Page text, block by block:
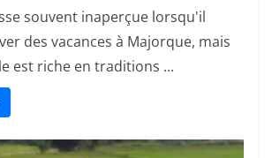
souvent inaperçue lorsqu'il
des vacances à Majorque, mais
est riche en traditions ...